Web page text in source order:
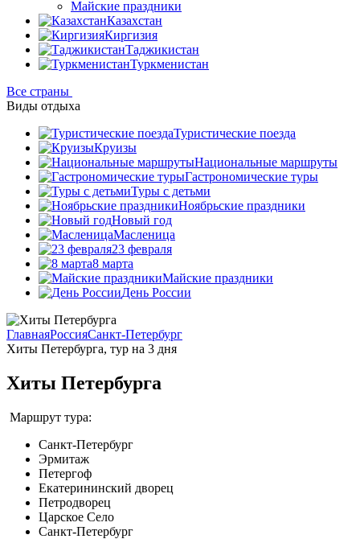
Майские праздники
Казахстан
Киргизия
Таджикистан
Туркменистан
Все страны
Виды отдыха
Туристические поезда
Круизы
Национальные маршруты
Гастрономические туры
Туры с детьми
Ноябрьские праздники
Новый год
Масленица
23 февраля
8 марта
Майские праздники
День России
ГлавнаяРоссияСанкт-Петербург
Хиты Петербурга, тур на 3 дня
Хиты Петербурга
Маршрут тура:
Санкт-Петербург
Эрмитаж
Петергоф
Екатерининский дворец
Петродворец
Царское Село
Санкт-Петербург